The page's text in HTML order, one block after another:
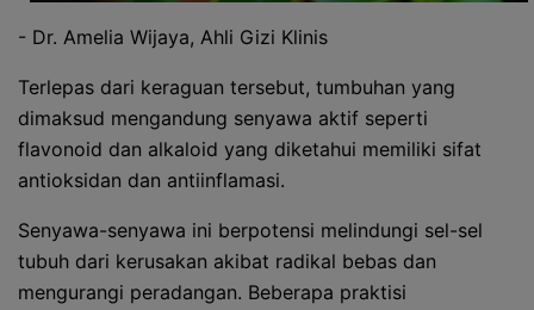
- Dr. Amelia Wijaya, Ahli Gizi Klinis
Terlepas dari keraguan tersebut, tumbuhan yang
dimaksud mengandung senyawa aktif seperti
flavonoid dan alkaloid yang diketahui memiliki sifat
antioksidan dan antiinflamasi.
Senyawa-senyawa ini berpotensi melindungi sel-sel
tubuh dari kerusakan akibat radikal bebas dan
mengurangi peradangan. Beberapa praktisi